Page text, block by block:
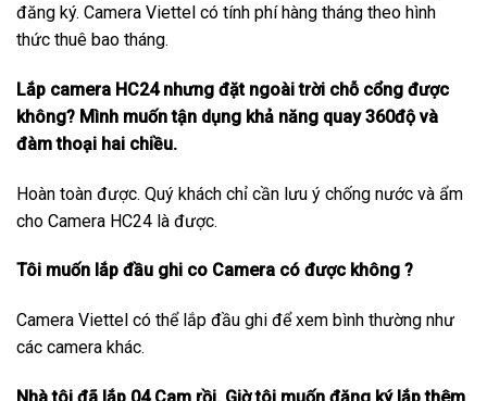
đăng ký. Camera Viettel có tính phí hàng tháng theo hình
thức thuê bao tháng.
Lắp camera HC24 nhưng đặt ngoài trời chỗ cổng được
không? Mình muốn tận dụng khả năng quay 360độ và
đàm thoại hai chiều.
Hoàn toàn được. Quý khách chỉ cần lưu ý chống nước và ẩm
cho Camera HC24 là được.
Tôi muốn lắp đầu ghi co Camera có được không ?
Camera Viettel có thể lắp đầu ghi để xem bình thường như
các camera khác.